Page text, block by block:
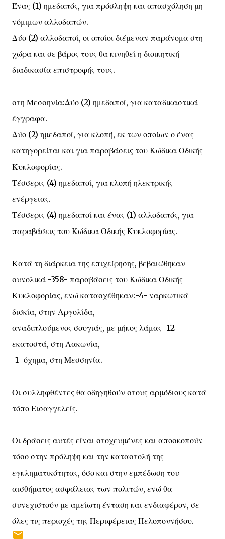
Ένας (1) ημεδαπός, για πρόσληψη και απασχόληση μη
νόμιμων αλλοδαπών.
Δύο (2) αλλοδαποί, οι οποίοι διέμεναν παράνομα στη
χώρα και σε βάρος τους θα κινηθεί η διοικητική
διαδικασία επιστροφής τους.
στη Μεσσηνία:Δύο (2) ημεδαποί, για καταδικαστικά
έγγραφα.
Δύο (2) ημεδαποί, για κλοπή, εκ των οποίων ο ένας
κατηγορείται και για παραβάσεις του Κώδικα Οδικής
Κυκλοφορίας.
Τέσσερις (4) ημεδαποί, για κλοπή ηλεκτρικής
ενέργειας.
Τέσσερις (4) ημεδαποί και ένας (1) αλλοδαπός, για
παραβάσεις του Κώδικα Οδικής Κυκλοφορίας.
Κατά τη διάρκεια της επιχείρησης, βεβαιώθηκαν
συνολικά -358- παραβάσεις του Κώδικα Οδικής
Κυκλοφορίας, ενώ κατασχέθηκαν:-4- ναρκωτικά
δισκία, στην Αργολίδα,
αναδιπλούμενος σουγιάς, με μήκος λάμας -12-
εκατοστά, στη Λακωνία,
-1- όχημα, στη Μεσσηνία.
Οι συλληφθέντες θα οδηγηθούν στους αρμόδιους κατά
τόπο Εισαγγελείς.
Οι δράσεις αυτές είναι στοχευμένες και αποσκοπούν
τόσο στην πρόληψη και την καταστολή της
εγκληματικότητας, όσο και στην εμπέδωση του
αισθήματος ασφάλειας των πολιτών, ενώ θα
συνεχιστούν με αμείωτη ένταση και ενδιαφέρον, σε
όλες τις περιοχές της Περιφέρειας Πελοποννήσου.